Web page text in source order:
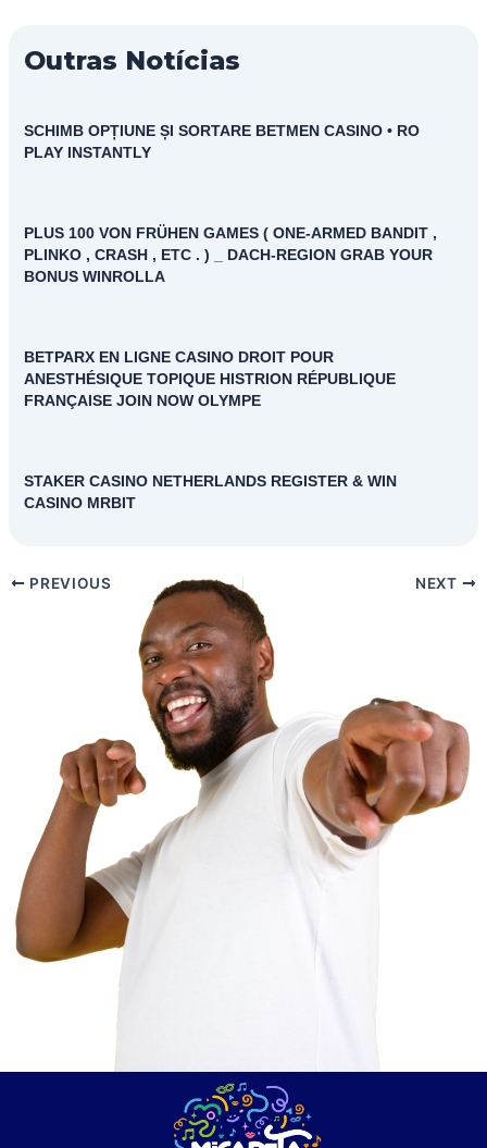
Outras Notícias
SCHIMB OPȚIUNE ȘI SORTARE BETMEN CASINO • RO
PLAY INSTANTLY
PLUS 100 VON FRÜHEN GAMES ( ONE-ARMED BANDIT ,
PLINKO , CRASH , ETC . ) _ DACH-REGION GRAB YOUR
BONUS WINROLLA
BETPARX EN LIGNE CASINO DROIT POUR
ANESTHÉSIQUE TOPIQUE HISTRION RÉPUBLIQUE
FRANÇAISE JOIN NOW OLYMPE
STAKER CASINO NETHERLANDS REGISTER & WIN
CASINO MRBIT
PREVIOUS NEXT